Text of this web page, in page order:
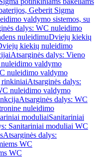
Geberit Sigma
valdymo sistemos, su
dalys: WC nuleidimo
nuleidimuDviejų kiekių
kiekių nuleidimo
Atsarginės dalys: Vieno
valdymo
nuleidimo valdymo
rinkiniaiAtsarginės dalys:
nuleidimo valdymo
Atsarginės dalys: WC
nuleidimo
moduliaiSanitariniai
Sanitariniai moduliai WC
Atsarginės dalys:
WC
WC